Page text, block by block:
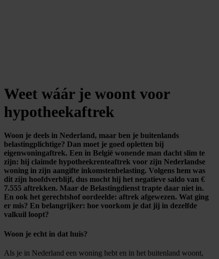
Weet wáár je woont voor
hypotheekaftrek
Woon je deels in Nederland, maar ben je buitenlands
belastingplichtige? Dan moet je goed opletten bij
eigenwoningaftrek. Een in België wonende man dacht slim te
zijn: hij claimde hypotheekrenteaftrek voor zijn Nederlandse
woning in zijn aangifte inkomstenbelasting. Volgens hem was
dit zijn hoofdverblijf, dus mocht hij het negatieve saldo van €
7.555 aftrekken. Maar de Belastingdienst trapte daar niet in.
En ook het gerechtshof oordeelde: aftrek afgewezen. Wat ging
er mis? En belangrijker: hoe voorkom je dat jij in dezelfde
valkuil loopt?
Woon je echt in dat huis?
Als je in Nederland een woning hebt en in het buitenland woont,